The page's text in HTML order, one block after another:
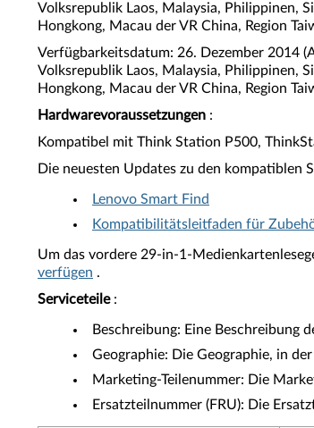
Volksrepublik Laos, Malaysia, Philippinen,
Hongkong, Macau der VR China, Region
Verfügbarkeitsdatum: 26. Dezember 2014
Volksrepublik Laos, Malaysia, Philippinen,
Hongkong, Macau der VR China, Region
Hardwarevoraussetzungen :
Kompatibel mit Think Station P500,
Die neuesten Updates zu den kompatiblen
Lenovo Smart Find
Kompatibilitätsleitfaden für
Um das vordere 29-in-1-
verfügen .
Serviceteile:
Beschreibung: Eine Beschreibung
Geographie: Die Geographie, in
Marketing-Teilenummer: Die
Ersatzteilnummer (FRU): Die